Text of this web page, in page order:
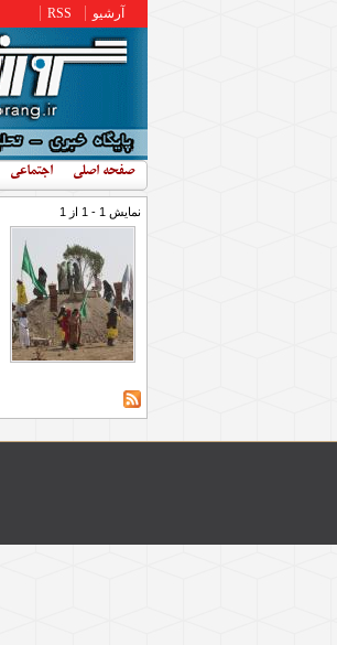
آرشیو RSS
صفحه اصلی اجتماعی
نمایش 1 - 1 از 1